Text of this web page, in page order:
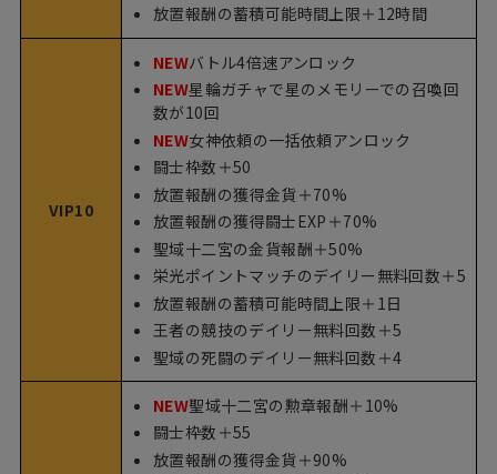
放置報酬の蓄積可能時間上限＋12時間
VIP10
NEWバトル4倍速アンロック
NEW星輪ガチャで星のメモリーでの召喚回
数が10回
NEW女神依頼の一括依頼アンロック
闘士枠数＋50
放置報酬の獲得金貨＋70%
放置報酬の獲得闘士EXP＋70%
聖域十二宮の金貨報酬＋50%
栄光ポイントマッチのデイリー無料回数＋5
放置報酬の蓄積可能時間上限＋1日
王者の競技のデイリー無料回数＋5
聖域の死闘のデイリー無料回数＋4
NEW聖域十二宮の勲章報酬＋10%
闘士枠数＋55
放置報酬の獲得金貨＋90%